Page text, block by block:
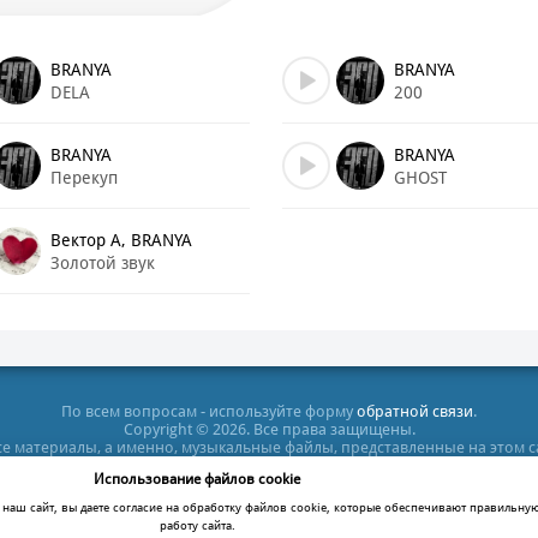
BRANYA
DELA
BRANYA
200
BRANYA
Перекуп
BRANYA
GHOST
Вектор А, BRANYA
Золотой звук
По всем вопросам - используйте форму обратной связи.
Copyright © 2026. Все права защищены.
материалы, а именно, музыкальные файлы, представленные на этом
целях. Все права на них принадлежат их владельцам. После
диск или удалить этот файл, в противном случае Вы нарушаете
сайта не несет ответственности за противозаконные действия
Использование файлов cookie
сайт, вы даете согласие на обработку файлов cookie, которые обеспечивают
работу сайта.